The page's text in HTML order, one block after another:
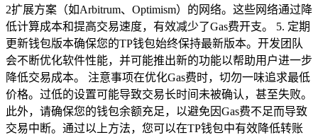
2扩展方案（如Arbitrum、Optimism）的网络。这些网络通过降
低计算成本和提高交易速度，有效减少了Gas费开支。 5. 定期
更新钱包版本确保您的TP钱包始终保持最新版本。开发团队
会不断优化软件性能，并可能推出新的功能以帮助用户进一步
降低交易成本。 注意事项在优化Gas费时，切勿一味追求最低
价格。过低的设置可能导致交易长时间未被确认，甚至失败。
此外，请确保您的钱包余额充足，以避免因Gas费不足而导致
交易中断。通过以上方法，您可以在TP钱包中有效降低转账